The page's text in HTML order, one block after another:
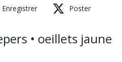
Enregistrer Poster
• oeillets jaune